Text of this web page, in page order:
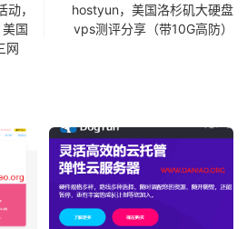
，
国
网
hostyun，美国洛杉矶大硬盘
vps测评分享（带10G高防）